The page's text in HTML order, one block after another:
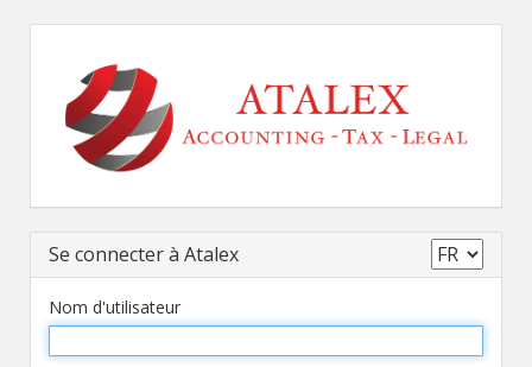
Se connecter à Atalex
Nom d'utilisateur